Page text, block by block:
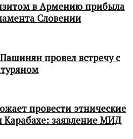
в Армению прибыла
Словении
провел встречу с
провести этнические
Карабахе: заявление МИД